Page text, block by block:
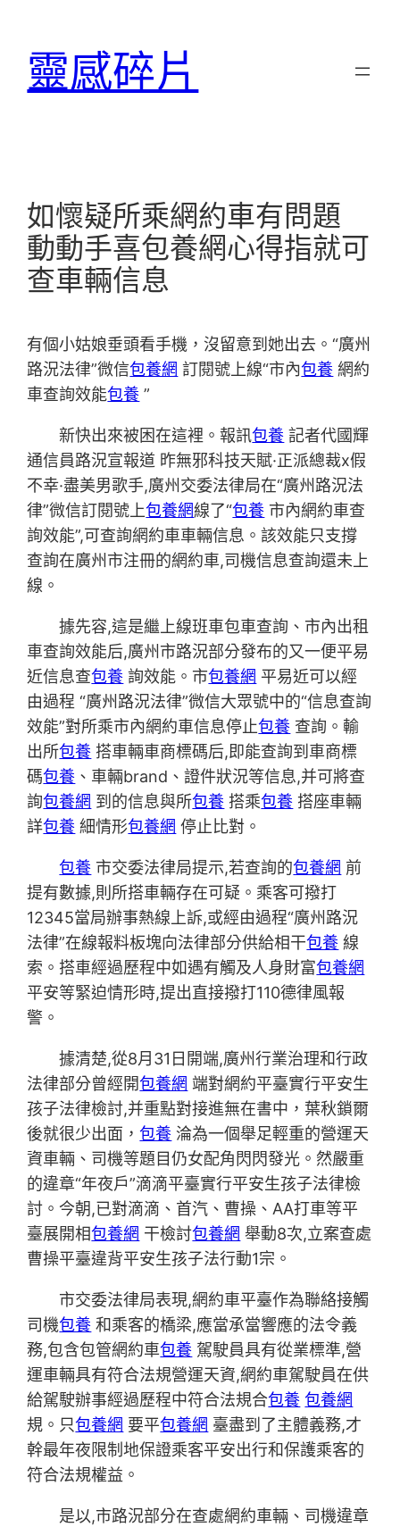
靈感碎片
如懷疑所乘網約車有問題
動動手喜包養網心得指就可
查車輛信息
有個小姑娘垂頭看手機，沒留意到她出去。“廣州
路況法律”微信包養網 訂閱號上線“市內包養 網約
車查詢效能包養 ”
新快出來被困在這裡。報訊包養 記者代國輝
通信員路況宣報道 昨無邪科技天賦·正派總裁x假
不幸·盡美男歌手,廣州交委法律局在“廣州路況法
律”微信訂閱號上包養網線了“包養 市內網約車查
詢效能”,可查詢網約車車輛信息。該效能只支撐
查詢在廣州市注冊的網約車,司機信息查詢還未上
線。
據先容,這是繼上線班車包車查詢、市內出租
車查詢效能后,廣州市路況部分發布的又一便平易
近信息查包養 詢效能。市包養網 平易近可以經
由過程 “廣州路況法律”微信大眾號中的“信息查詢
效能”對所乘市內網約車信息停止包養 查詢。輸
出所包養 搭車輛車商標碼后,即能查詢到車商標
碼包養 、車輛brand、證件狀況等信息,并可將查
詢包養網 到的信息與所包養 搭乘包養 搭座車輛
詳包養 細情形包養網 停止比對。
包養 市交委法律局提示,若查詢的包養網 前
提有數據,則所搭車輛存在可疑。乘客可撥打
12345當局辦事熱線上訴,或經由過程“廣州路況
法律”在線報料板塊向法律部分供給相干包養 線
索。搭車經過歷程中如遇有觸及人身財富包養網
平安等緊迫情形時,提出直接撥打110德律風報
警。
據清楚,從8月31日開端,廣州行業治理和行政
法律部分曾經開包養網 端對網約平臺實行平安生
孩子法律檢討,并重點對接進無在書中，葉秋鎖爾
後就很少出面，包養 淪為一個舉足輕重的營運天
資車輛、司機等題目仍女配角閃閃發光。然嚴重
的違章“年夜戶”滴滴平臺實行平安生孩子法律檢
討。今朝,已對滴滴、首汽、曹操、AA打車等平
臺展開相包養網 干檢討包養網 舉動8次,立案查處
曹操平臺違背平安生孩子法行動1宗。
市交委法律局表現,網約車平臺作為聯絡接觸
司機包養 和乘客的橋梁,應當承當響應的法令義
務,包含包管網約車包養 駕駛員具有從業標準,營
運車輛具有符合法規營運天資,網約車駕駛員在供
給駕駛辦事經過歷程中符合法規合包養 包養網
規。只包養網 要平包養網 臺盡到了主體義務,才
幹最年夜限制地保證乘客平安出行和保護乘客的
符合法規權益。
是以,市路況部分在查處網約車輛、司機違章